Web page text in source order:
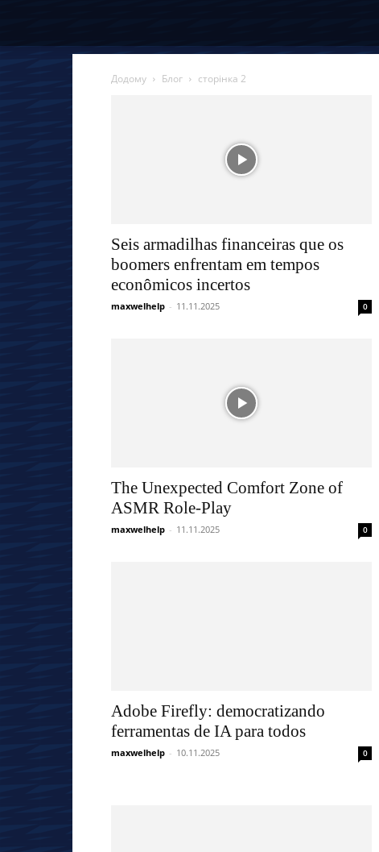
Додому Блог сторінка 2
Seis armadilhas financeiras que os
boomers enfrentam em tempos
econômicos incertos
maxwelhelp - 11.11.2025 0
The Unexpected Comfort Zone of
ASMR Role-Play
maxwelhelp - 11.11.2025 0
Adobe Firefly: democratizando
ferramentas de IA para todos
maxwelhelp - 10.11.2025 0